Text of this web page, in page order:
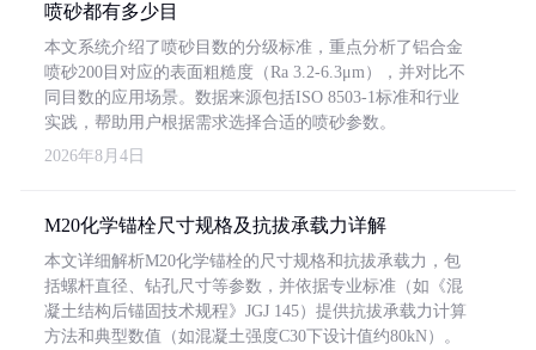
喷砂都有多少目
本文系统介绍了喷砂目数的分级标准，重点分析了铝合金
喷砂200目对应的表面粗糙度（Ra 3.2-6.3μm），并对比不
同目数的应用场景。数据来源包括ISO 8503-1标准和行业
实践，帮助用户根据需求选择合适的喷砂参数。
2026年8月4日
M20化学锚栓尺寸规格及抗拔承载力详解
本文详细解析M20化学锚栓的尺寸规格和抗拔承载力，包
括螺杆直径、钻孔尺寸等参数，并依据专业标准（如《混
凝土结构后锚固技术规程》JGJ 145）提供抗拔承载力计算
方法和典型数值（如混凝土强度C30下设计值约80kN）。